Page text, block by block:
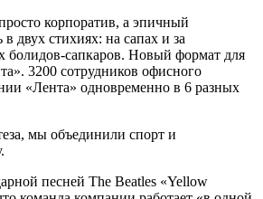
корпоратив, а эпичный
двух стихиях: на сапах и за
болидов-сапкаров. Новый формат для
3200 сотрудников офисного
«Лента» одновременно в 6 разных
мы объединили спорт и
песней The Beatles «Yellow